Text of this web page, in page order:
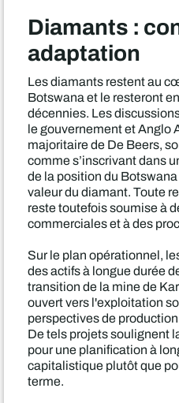
Diamants :
adaptation
Les diamants restent au
Botswana et le resteront
décennies. Les
le gouvernement et Anglo
majoritaire de De Beers,
comme s’inscrivant dans
de la position du
valeur du diamant. Toute
reste toutefois soumise à
commerciales et à des
Sur le plan opérationnel,
des actifs à longue durée
transition de la mine de
ouvert vers l'exploitation
perspectives de
De tels projets soulignent
pour une planification à
capitalistique plutôt que
terme.